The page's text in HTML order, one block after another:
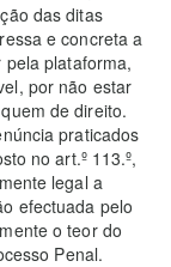
das ditas
e concreta a
plataforma,
por não estar
de direito.
praticados
no art.º 113.º,
legal a
efectuada pelo
o teor do
Penal.